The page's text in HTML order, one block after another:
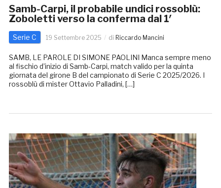
Samb-Carpi, il probabile undici rossoblù:
Zoboletti verso la conferma dal 1′
Serie C 19 Settembre 2025 di Riccardo Mancini
SAMB, LE PAROLE DI SIMONE PAOLINI Manca sempre meno
al fischio d’inizio di Samb-Carpi, match valido per la quinta
giornata del girone B del campionato di Serie C 2025/2026. I
rossoblù di mister Ottavio Palladini, […]